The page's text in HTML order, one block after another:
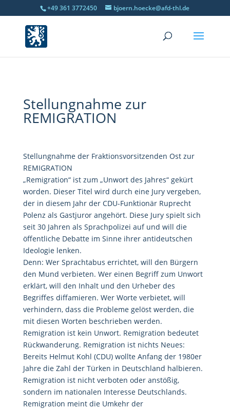
+49 361 3772450 bjoern.hoecke@afd-thl.de
Stellungnahme zur
REMIGRATION
Stellungnahme der Fraktionsvorsitzenden Ost zur
REMIGRATION
„Remigration“ ist zum „Unwort des Jahres“ gekürt
worden. Dieser Titel wird durch eine Jury vergeben,
der in diesem Jahr der CDU-Funktionär Ruprecht
Polenz als Gastjuror angehört. Diese Jury spielt sich
seit 30 Jahren als Sprachpolizei auf und will die
öffentliche Debatte im Sinne ihrer antideutschen
Ideologie lenken.
Denn: Wer Sprachtabus errichtet, will den Bürgern
den Mund verbieten. Wer einen Begriff zum Unwort
erklärt, will den Inhalt und den Urheber des
Begriffes diffamieren. Wer Worte verbietet, will
verhindern, dass die Probleme gelöst werden, die
mit diesen Worten beschrieben werden.
Remigration ist kein Unwort. Remigration bedeutet
Rückwanderung. Remigration ist nichts Neues:
Bereits Helmut Kohl (CDU) wollte Anfang der 1980er
Jahre die Zahl der Türken in Deutschland halbieren.
Remigration ist nicht verboten oder anstößig,
sondern im nationalen Interesse Deutschlands.
Remigration meint die Umkehr der